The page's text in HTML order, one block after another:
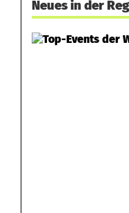
Neues in der